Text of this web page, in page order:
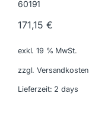
171,15€
exkl. 19 % MwSt.
zzgl. Versandkosten
Lieferzeit: 2 days